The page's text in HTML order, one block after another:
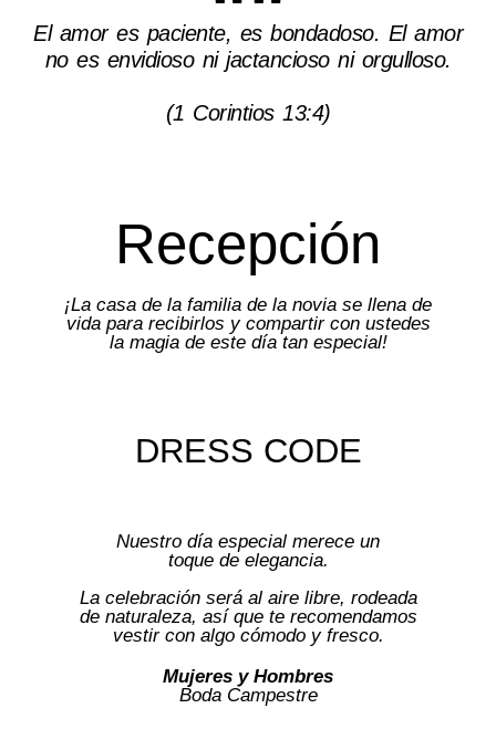
El amor es paciente, es bondadoso. El amor
no es envidioso ni jactancioso ni orgulloso.
(1 Corintios 13:4)
Recepción
¡La casa de la familia de la novia se llena de
vida para recibirlos y compartir con ustedes
la magia de este día tan especial!
DRESS CODE
Nuestro día especial merece un
toque de elegancia.
La celebración será al aire libre, rodeada
de naturaleza, así que te recomendamos
vestir con algo cómodo y fresco.
Mujeres y Hombres
Boda Campestre